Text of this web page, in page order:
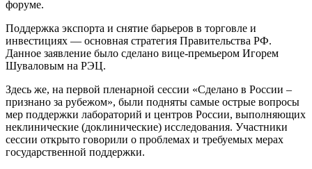
форуме.
Поддержка экспорта и снятие барьеров в торговле и
инвестициях — основная стратегия Правительства РФ.
Данное заявление было сделано вице-премьером Игорем
Шуваловым на РЭЦ.
Здесь же, на первой пленарной сессии «Сделано в России –
признано за рубежом», были подняты самые острые вопросы
мер поддержки лабораторий и центров России, выполняющих
неклинические (доклинические) исследования. Участники
сессии открыто говорили о проблемах и требуемых мерах
государственной поддержки.